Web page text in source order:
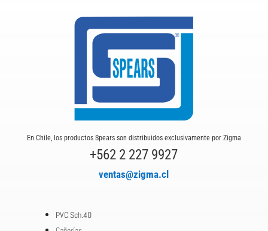
En Chile, los productos Spears son distribuidos exclusivamente por Zigma
+562 2 227 9927
ventas@zigma.cl
PVC Sch.40